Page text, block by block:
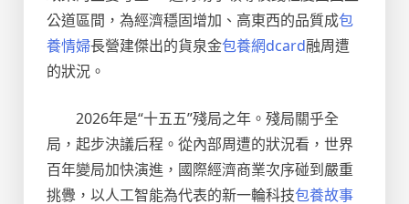
公道區間，為經濟穩固增加、高東西的品質成包
養情婦長營建傑出的貨泉金包養網dcard融周遭
的狀況。
2026年是“十五五”殘局之年。殘局關乎全
局，起步決議后程。從內部周遭的狀況看，世界
百年變局加快演進，國際經濟商業次序碰到嚴重
挑釁，以人工智能為代表的新一輪科技包養故事